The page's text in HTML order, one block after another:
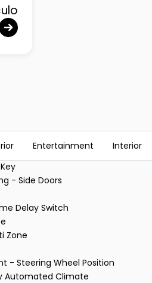
Entertainment
Interior
- Side Doors
Delay Switch
Zone
- Steering Wheel Position
Automated Climate